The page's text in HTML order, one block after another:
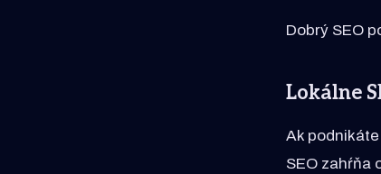
Dobrý SEO
Lokálne
Ak
SEO zahŕňa